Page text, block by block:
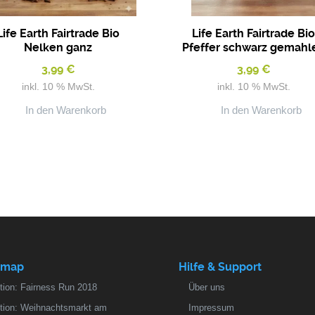
Earth Fairtrade Bio
Nelken ganz
3,99 €
inkl. 10 % MwSt.
In den Warenkorb
Life Earth Fairtrade Bio
Pfeffer schwarz
3,99 €
inkl. 10 % MwSt.
In den Warenkorb
Fairness Run 2018
Weihnachtsmarkt am
Hilfe & Support
Über uns
Impressum